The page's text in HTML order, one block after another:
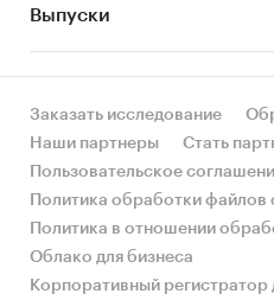
Информационная
газобетона.
Категории:
Стройматериалы /
...
Строительство и
Стройматериалы /
Выпуски
Заказать исследование
Наши партнеры
Стать
Пользовательское
Политика обработки файлов
Политика в отношении
Облако для бизнеса
Корпоративный регистратор